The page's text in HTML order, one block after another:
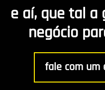
e aí, que tal a
negócio
fale com um